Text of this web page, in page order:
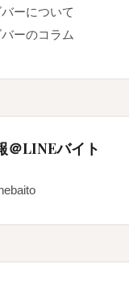
ーについて
ーのコラム
＠LINEバイト